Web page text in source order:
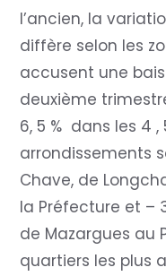
l’ancien, la
diffère selon les
accusent une
deuxième
6, 5 % dans les 4
arrondissements
Chave, de
la Préfecture et –
de Mazargues au
quartiers les plus